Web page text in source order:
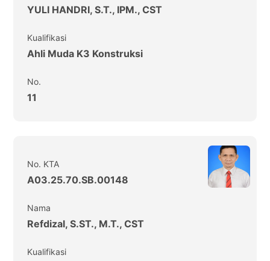
YULI HANDRI, S.T., IPM., CST
Kualifikasi
Ahli Muda K3 Konstruksi
No.
11
No. KTA
A03.25.70.SB.00148
Nama
Refdizal, S.ST., M.T., CST
Kualifikasi